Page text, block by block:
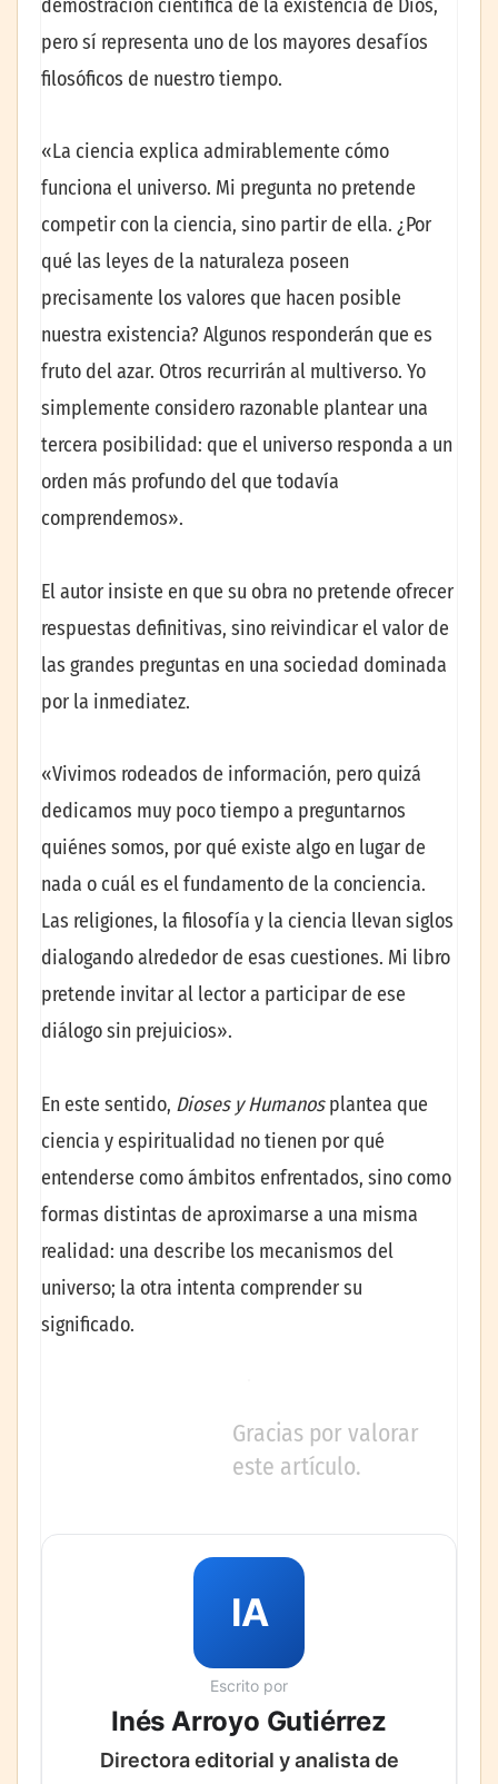
demostración científica de la existencia de Dios,
pero sí representa uno de los mayores desafíos
filosóficos de nuestro tiempo.
«La ciencia explica admirablemente cómo
funciona el universo. Mi pregunta no pretende
competir con la ciencia, sino partir de ella. ¿Por
qué las leyes de la naturaleza poseen
precisamente los valores que hacen posible
nuestra existencia? Algunos responderán que es
fruto del azar. Otros recurrirán al multiverso. Yo
simplemente considero razonable plantear una
tercera posibilidad: que el universo responda a un
orden más profundo del que todavía
comprendemos».
El autor insiste en que su obra no pretende ofrecer
respuestas definitivas, sino reivindicar el valor de
las grandes preguntas en una sociedad dominada
por la inmediatez.
«Vivimos rodeados de información, pero quizá
dedicamos muy poco tiempo a preguntarnos
quiénes somos, por qué existe algo en lugar de
nada o cuál es el fundamento de la conciencia.
Las religiones, la filosofía y la ciencia llevan siglos
dialogando alrededor de esas cuestiones. Mi libro
pretende invitar al lector a participar de ese
diálogo sin prejuicios».
En este sentido, Dioses y Humanosplantea que
ciencia y espiritualidad no tienen por qué
entenderse como ámbitos enfrentados, sino como
formas distintas de aproximarse a una misma
realidad: una describe los mecanismos del
universo; la otra intenta comprender su
significado.
Gracias por valorar
este artículo.
IA
Escrito por
Inés Arroyo Gutiérrez
Directora editorial y analista de